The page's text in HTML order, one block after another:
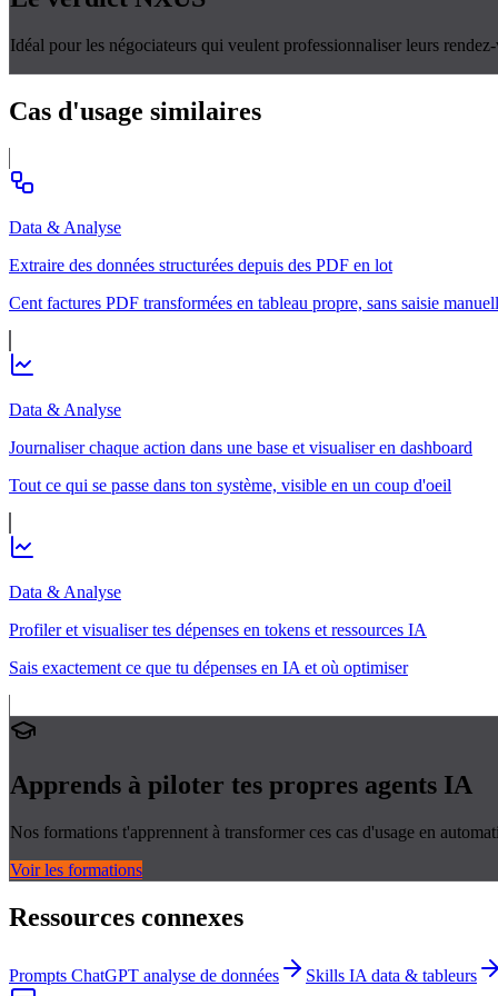
Idéal pour les négociateurs qui veulent professionnaliser leurs
Cas d'usage similaires
Data & Analyse
Extraire des données structurées depuis des PDF en lot
Cent factures PDF transformées en tableau propre, sans saisie
Data & Analyse
Journaliser chaque action dans une base et visualiser en dashboard
Tout ce qui se passe dans ton système, visible en un coup d'oeil
Data & Analyse
Profiler et visualiser tes dépenses en tokens et ressources IA
Sais exactement ce que tu dépenses en IA et où optimiser
Apprends à piloter tes propres agents IA
Nos formations t'apprennent à transformer ces cas d'usage en
Voir les formations
Ressources connexes
Prompts ChatGPT analyse de données Skills IA data & tableurs